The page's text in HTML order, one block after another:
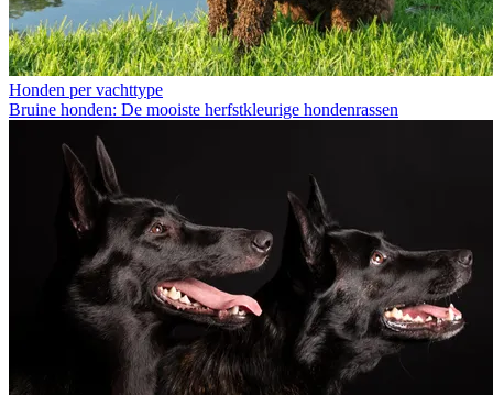
Honden per vachttype
Bruine honden: De mooiste herfstkleurige hondenrassen